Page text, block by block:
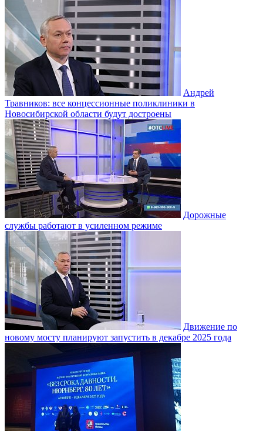
Андрей
Травников: все концессионные поликлиники в
Новосибирской области будут достроены
Дорожные
службы работают в усиленном режиме
Движение по
новому мосту планируют запустить в декабре 2025 года